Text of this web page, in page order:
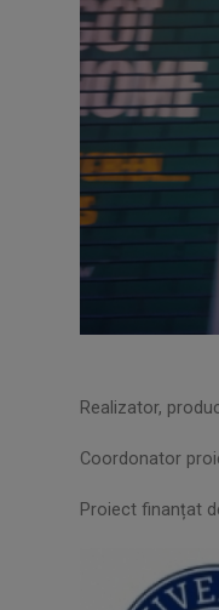
Realizator,
Coordonator
Proiect finanțat